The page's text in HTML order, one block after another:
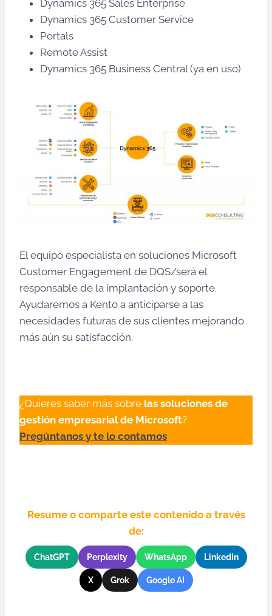
Dynamics 365 Sales Enterprise
Dynamics 365 Customer Service
Portals
Remote Assist
Dynamics 365 Business Central (ya en uso)
El equipo especialista en soluciones Microsoft
Customer Engagement de DQS/será el
responsable de la implantación y soporte.
Ayudaremos a Kento a anticiparse a las
necesidades futuras de sus clientes mejorando
más aún su satisfacción.
¿Quieres saber más sobre las soluciones de
gestión empresarial de Microsoft?
Pregúntanos y te lo contamos
Resume o comparte este contenido a través
de:
ChatGPT Perplexity WhatsApp LinkedIn
X Grok Google AI